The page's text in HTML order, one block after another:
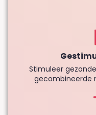
Stimuleer
gecombineerde